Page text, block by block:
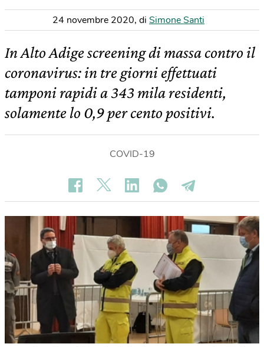
24 novembre 2020, di Simone Santi
In Alto Adige screening di massa contro il
coronavirus: in tre giorni effettuati
tamponi rapidi a 343 mila residenti,
solamente lo 0,9 per cento positivi.
COVID-19